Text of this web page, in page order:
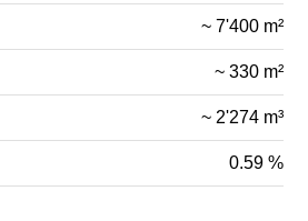
~ 7'400 m²
~ 330 m²
~ 2'274 m³
0.59 %